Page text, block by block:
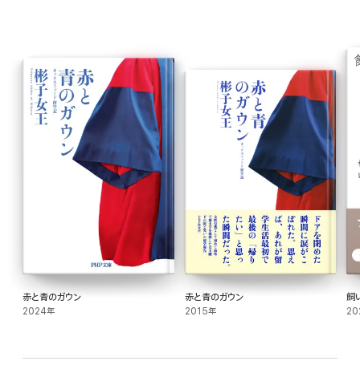
赤と青のガウン
2024年
赤と青のガウン
2015年
飼